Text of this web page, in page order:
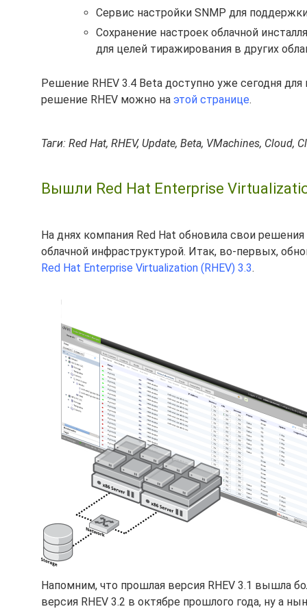
Сервис настройки SNMP для
Сохранение настроек облачной
для целей тиражирования в других
Решение RHEV 3.4 Beta доступно уже сегодня
решение RHEV можно на этой странице.
Таги: Red Hat, RHEV, Update, Beta, VMachines, Cloud,
Вышли Red Hat Enterprise
На днях компания Red Hat обновила свои
облачной инфраструктурой. Итак, во-первых,
Red Hat Enterprise Virtualization (RHEV) 3.3.
Напомним, что прошлая версия RHEV 3.1 вышла
версия RHEV 3.2 в октябре прошлого года, ну а